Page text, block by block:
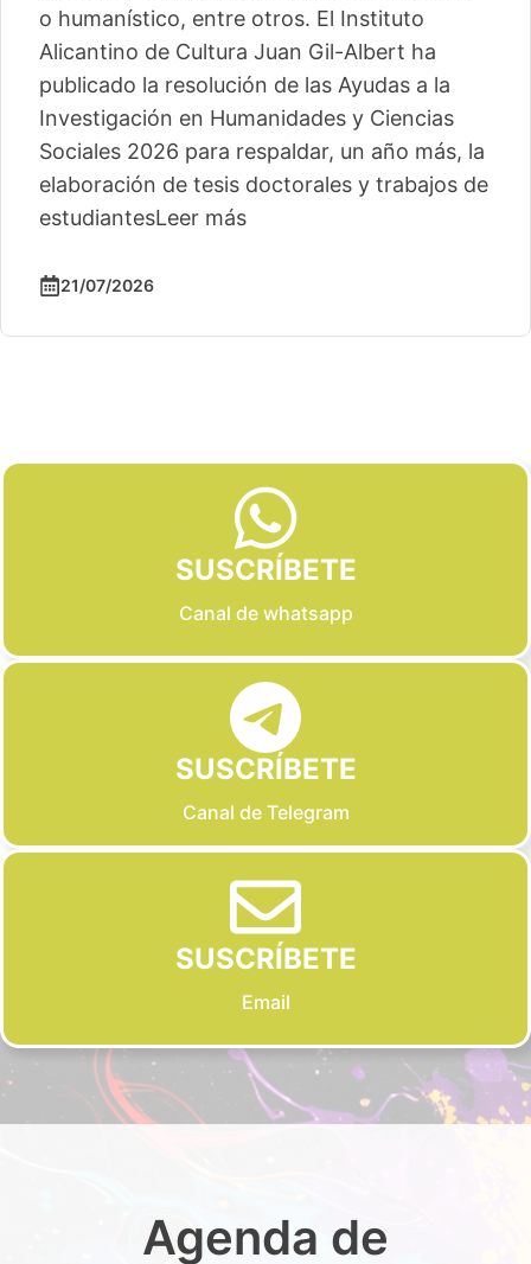
o humanístico, entre otros. El Instituto
Alicantino de Cultura Juan Gil-Albert ha
publicado la resolución de las Ayudas a la
Investigación en Humanidades y Ciencias
Sociales 2026 para respaldar, un año más, la
elaboración de tesis doctorales y trabajos de
estudiantesLeer más
21/07/2026
SUSCRÍBETE
Canal de whatsapp
SUSCRÍBETE
Canal de Telegram
SUSCRÍBETE
Email
Agenda de